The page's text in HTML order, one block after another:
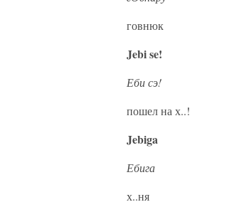
говнюк
Jebi se!
Еби сэ!
пошел на х..!
Jebiga
Ебига
х..ня